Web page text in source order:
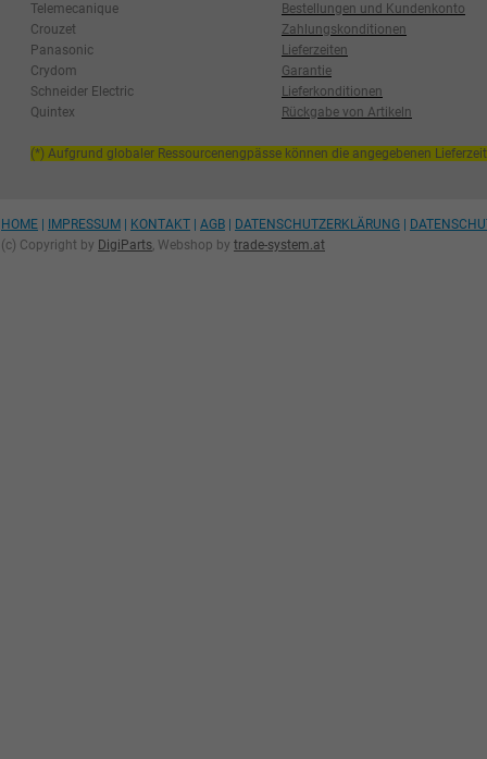
Telemecanique
Bestellungen und Kundenkonto
Crouzet
Zahlungskonditionen
Panasonic
Lieferzeiten
Crydom
Garantie
Schneider Electric
Lieferkonditionen
Quintex
Rückgabe von Artikeln
(*) Aufgrund globaler Ressourcenengpässe können die angegebenen
HOME IMPRESSUM KONTAKT AGB DATENSCHUTZERKLÄRUNG
(c) Copyright by DigiParts, Webshop by trade-system.at